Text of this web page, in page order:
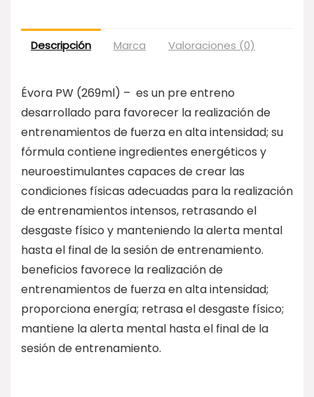
Descripción Marca Valoraciones (0)
Évora PW (269ml) – es un pre entreno
desarrollado para favorecer la realización de
entrenamientos de fuerza en alta intensidad; su
fórmula contiene ingredientes energéticos y
neuroestimulantes capaces de crear las
condiciones físicas adecuadas para la realización
de entrenamientos intensos, retrasando el
desgaste físico y manteniendo la alerta mental
hasta el final de la sesión de entrenamiento.
beneficios favorece la realización de
entrenamientos de fuerza en alta intensidad;
proporciona energía; retrasa el desgaste físico;
mantiene la alerta mental hasta el final de la
sesión de entrenamiento.